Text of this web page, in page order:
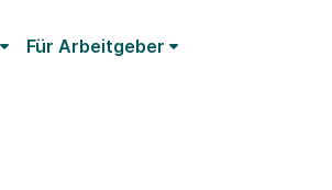
Für Arbeitgeber